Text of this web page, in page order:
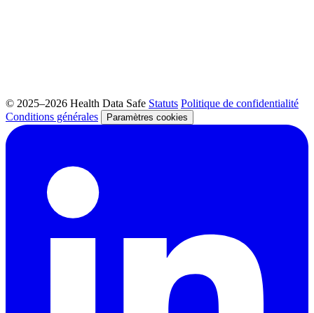
© 2025–2026 Health Data Safe Statuts Politique de confidentialité
Conditions générales
Paramètres cookies